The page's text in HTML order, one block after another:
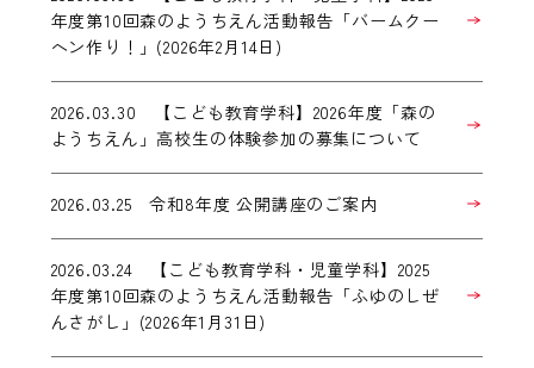
年度第10回森のようちえん活動報告「バームクー
ヘン作り！」(2026年2月14日)
2026.03.30 【こども教育学科】2026年度「森の
ようちえん」高校生の体験参加の募集について
2026.03.25 令和8年度 公開講座のご案内
2026.03.24 【こども教育学科・児童学科】2025
年度第10回森のようちえん活動報告「ふゆのしぜ
んさがし」(2026年1月31日)